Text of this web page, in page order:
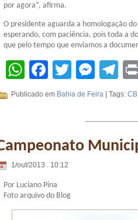
por agora”, afirma.
O presidente aguarda a homologação
esperando, com paciência, pois toda a
que pelo tempo que enviamos a
WhatsApp
Facebook
Twitter
Publicado em Bahia de Feira | Tags:
1/out/2013 . 10:12
Por Luciano Pina
Foto arquivo do Blog